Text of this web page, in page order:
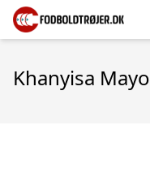
Khanyisa Mayo